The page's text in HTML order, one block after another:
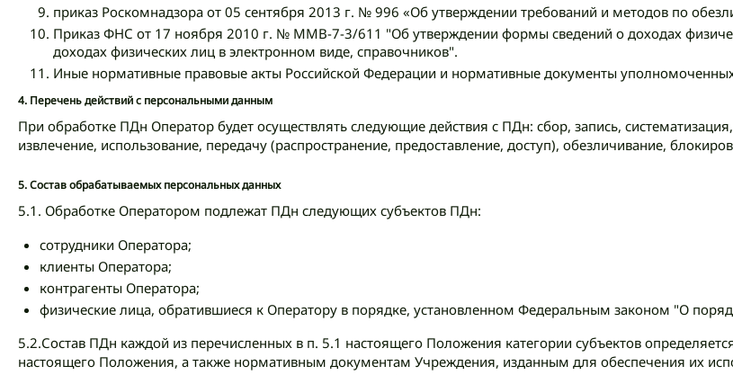
приказ Роскомнадзора от 05 сентября 2013 г. № 996 «Об утверждении требований и методов по
Приказ ФНС от 17 ноября 2010 г. № ММВ-7-3/611 "Об утверждении формы сведений о доходах
доходах физических лиц в электронном виде, справочников".
Иные нормативные правовые акты Российской Федерации и нормативные документы уполномоченных
4. Перечень действий с персональными данным
При обработке ПДн Оператор будет осуществлять следующие действия с ПДн: сбор, запись,
извлечение, использование, передачу (распространение, предоставление, доступ), обезличивание,
5.Состав обрабатываемых персональных данных
5.1. Обработке Оператором подлежат ПДн следующих субъектов ПДн:
сотрудники Оператора;
клиенты Оператора;
контрагенты Оператора;
физические лица, обратившиеся к Оператору в порядке, установленном Федеральным законом "О
5.2.Состав ПДн каждой из перечисленных в п. 5.1 настоящего Положения категории субъектов
настоящего Положения, а также нормативным документам Учреждения, изданным для обеспечения их